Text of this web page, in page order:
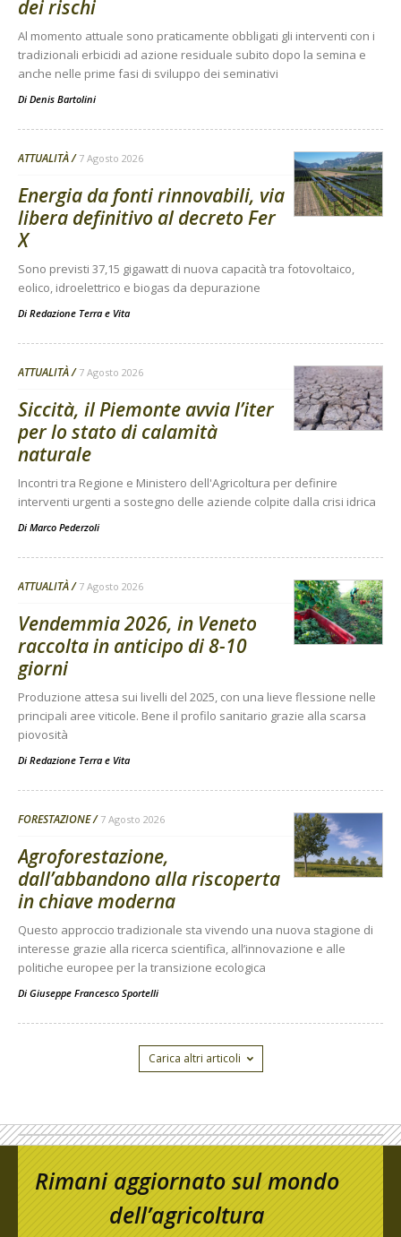
dei rischi
Al momento attuale sono praticamente obbligati gli interventi con i
tradizionali erbicidi ad azione residuale subito dopo la semina e
anche nelle prime fasi di sviluppo dei seminativi
Di Denis Bartolini
ATTUALITÀ 7 Agosto 2026
Energia da fonti rinnovabili, via
libera definitivo al decreto Fer
X
Sono previsti 37,15 gigawatt di nuova capacità tra fotovoltaico,
eolico, idroelettrico e biogas da depurazione
Di Redazione Terra e Vita
ATTUALITÀ 7 Agosto 2026
Siccità, il Piemonte avvia l’iter
per lo stato di calamità
naturale
Incontri tra Regione e Ministero dell'Agricoltura per definire
interventi urgenti a sostegno delle aziende colpite dalla crisi idrica
Di Marco Pederzoli
ATTUALITÀ 7 Agosto 2026
Vendemmia 2026, in Veneto
raccolta in anticipo di 8-10
giorni
Produzione attesa sui livelli del 2025, con una lieve flessione nelle
principali aree viticole. Bene il profilo sanitario grazie alla scarsa
piovosità
Di Redazione Terra e Vita
FORESTAZIONE 7 Agosto 2026
Agroforestazione,
dall’abbandono alla riscoperta
in chiave moderna
Questo approccio tradizionale sta vivendo una nuova stagione di
interesse grazie alla ricerca scientifica, all’innovazione e alle
politiche europee per la transizione ecologica
Di Giuseppe Francesco Sportelli
Carica altri articoli
Rimani aggiornato sul mondo
dell’agricoltura